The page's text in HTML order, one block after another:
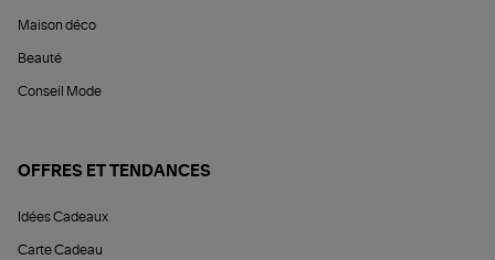
Maison déco
Beauté
Conseil Mode
OFFRES ET TENDANCES
Idées Cadeaux
Carte Cadeau